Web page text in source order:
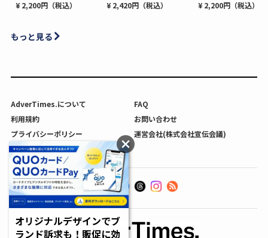
¥ 2,200円（税込）
¥ 2,420円（税込）
¥ 2,200円（税込）
もっと見る
AdverTimes.について
FAQ
利用規約
お問い合わせ
プライバシーポリシー
運営会社(株式会社宣伝会議)
利用者情報の外部送信について
オリジナルデザインでブ
ランド訴求も！販促に効